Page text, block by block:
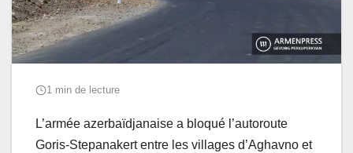
1 min de lecture
L’armée azerbaïdjanaise a bloqué l’autoroute
Goris-Stepanakert entre les villages d’Aghavno et